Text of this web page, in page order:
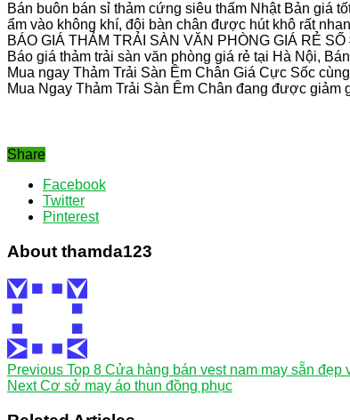
Bán buôn bán sỉ thảm cứng siêu thấm Nhật Bản giá
ẩm vào không khí, đôi bàn chân được hút khô rất
BÁO GIÁ THẢM TRẢI SÀN VĂN PHÒNG GIÁ RẺ SỐ
Báo giá thảm trải sàn văn phòng giá rẻ tại Hà Nội,
Mua ngay Thảm Trải Sàn Êm Chân Giá Cực Sốc
Mua Ngay Thảm Trải Sàn Êm Chân đang được
Share
Facebook
Twitter
Pinterest
About thamda123
Previous Top 8 Cửa hàng bán vest nam may sẵn đẹp
NextCơ sở may áo thun đồng phục